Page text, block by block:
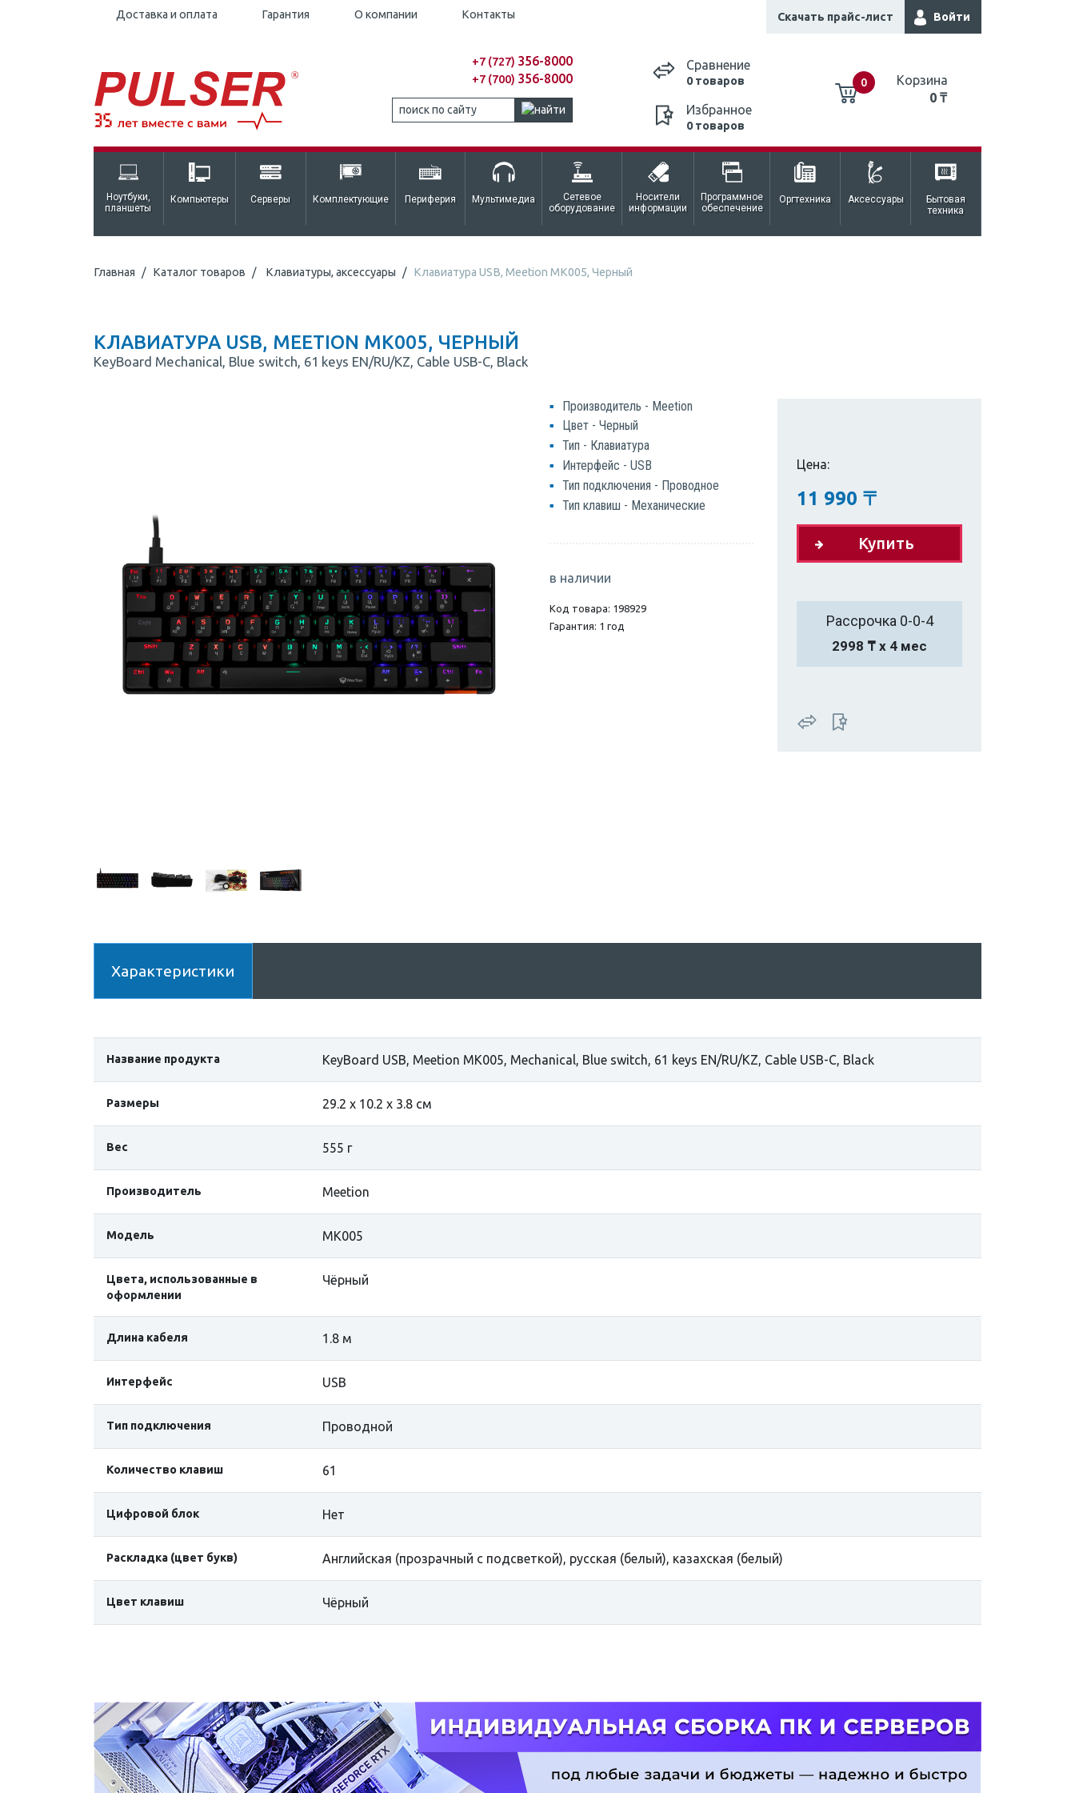
Доставка и оплата Гарантия О компании Контакты Скачать прайс-лист Войти
+7 (727) 356-8000
+7 (700) 356-8000
Сравнение
0 товаров
Избранное
0 товаров
0
Корзина
0 ₸
0 ₸
Ноутбуки,
планшеты
Компьютеры Серверы Комплектующие Периферия Мультимедиа
Сетевое
оборудование
Носители
информации
Программное
обеспечение
Оргтехника Аксессуары
Бытовая
техника
Главная Каталог товаров Клавиатуры, аксессуары Клавиатура USB, Meetion MK005, Черный
КЛАВИАТУРА USB, MEETION MK005, ЧЕРНЫЙ
KeyBoard Mechanical, Blue switch, 61 keys EN/RU/KZ, Cable USB-C, Black
Производитель - Meetion
Цвет - Черный
Тип - Клавиатура
Интерфейс - USB
Тип подключения - Проводное
Тип клавиш - Механические
в наличии
Код товара: 198929
Гарантия: 1 год
Цена:
11 990 〒
Купить
Рассрочка 0-0-4
2998 ₸ х 4 мес
Характеристики
Название продукта KeyBoard USB, Meetion MK005, Mechanical, Blue switch, 61 keys EN/RU/KZ, Cable USB-C, Black
Размеры 29.2 х 10.2 х 3.8 см
Вес 555 г
Производитель Meetion
Модель MK005
Цвета, использованные в
оформлении
Чёрный
Длина кабеля 1.8 м
Интерфейс USB
Тип подключения Проводной
Количество клавиш 61
Цифровой блок Нет
Раскладка (цвет букв) Английская (прозрачный с подсветкой), русская (белый), казахская (белый)
Цвет клавиш Чёрный